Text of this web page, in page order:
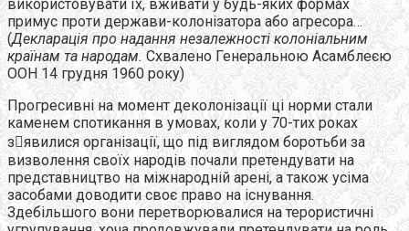
використовувати їх, вживати у будь-яких формах
примус проти держави-колонізатора або агресора…
(Декларація про надання незалежності колоніальним
країнам та народам. Схвалено Генеральною Асамблеєю
ООН 14 грудня 1960 року)
Прогресивні на момент деколонізації ці норми стали
каменем спотикання в умовах, коли у 70-тих роках
зявилися організації, що під виглядом боротьби за
визволення своїх народів почали претендувати на
представництво на міжнародній арені, а також усіма
засобами доводити своє право на існування.
Здебільшого вони перетворювалися на терористичні